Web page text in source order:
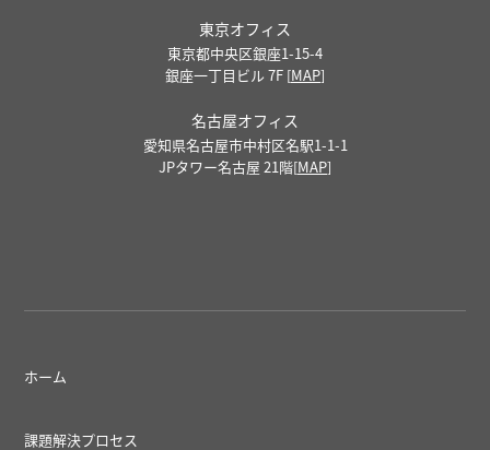
東京オフィス
東京都中央区銀座1-15-4
銀座一丁目ビル 7F [MAP]
名古屋オフィス
愛知県名古屋市中村区名駅1-1-1
JPタワー名古屋 21階[MAP]
ホーム
課題解決プロセス